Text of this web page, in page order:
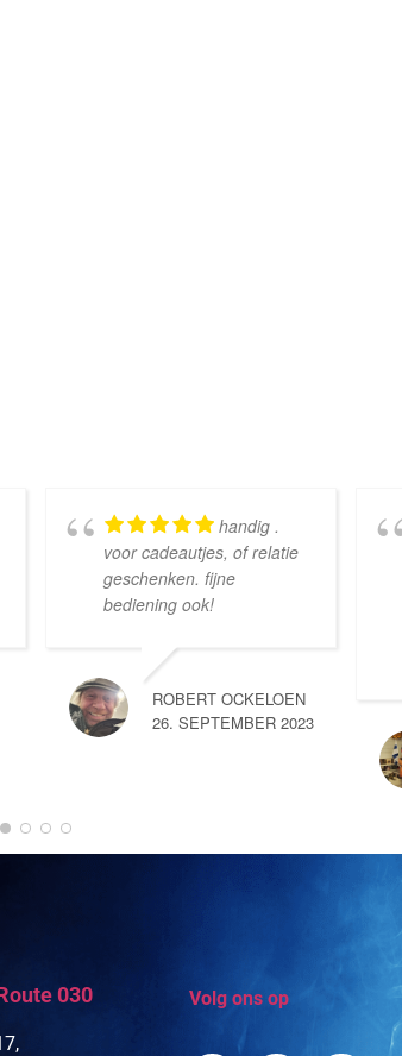
handig .
voor cadeautjes, of relatie
geschenken. fijne
bediening ook!
ROBERT OCKELOEN
26. SEPTEMBER 2023
030 Volg ons op